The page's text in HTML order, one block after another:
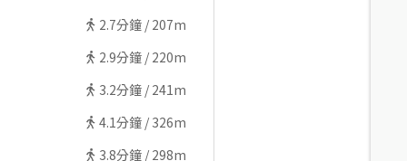
2.7分鐘 / 207m
2.9分鐘 / 220m
3.2分鐘 / 241m
4.1分鐘 / 326m
3.8分鐘 / 298m